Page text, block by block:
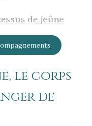
de jeûne
le corps
de